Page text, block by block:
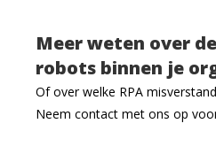
Meer weten over
robots binnen je
Of over welke RPA
Neem contact met ons op